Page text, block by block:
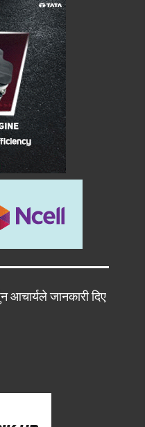
आचार्यले जानकारी दिए